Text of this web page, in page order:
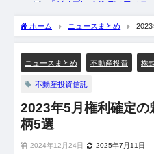
ホーム ニュースまとめ
ニュースまとめ 不動産投資 株
不動産投資信託
2023年5月権利確定の
柄5選
2024年12月24日 2025年7月11日